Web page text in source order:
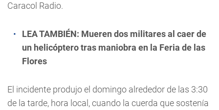
Caracol Radio.
LEA TAMBIÉN: Mueren dos militares al caer de
un helicóptero tras maniobra en la Feria de las
Flores
El incidente produjo el domingo alrededor de las 3:30
de la tarde, hora local, cuando la cuerda que sostenía